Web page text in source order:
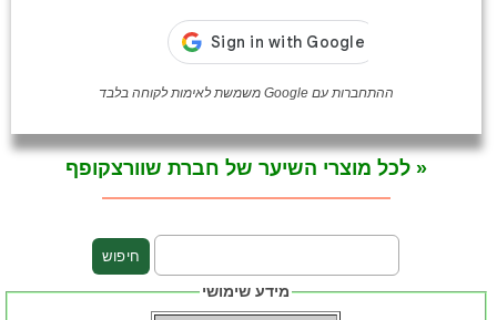
ההתחברות עם Google משמשת לאימות לקוחה בלבד
« לכל מוצרי השיער של חברת שוורצקופף
מידע שימושי